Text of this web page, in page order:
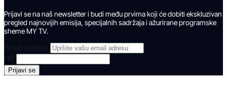
Prijavi se na naš newsletter i budi među prvima koji će dobiti ekskluzivan
pregled najnovijih emisija, specijalnih sadržaja i ažurirane programske
sheme MY TV.
Email adresa